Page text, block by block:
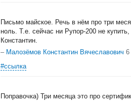
Письмо майское. Речь в нём про три
ноль. Т.е. сейчас ни Рупор-200 не
Константин.
– Малозёмов Константин Вячеславович 6
#ссылка
Поправочка) Три месяца это про